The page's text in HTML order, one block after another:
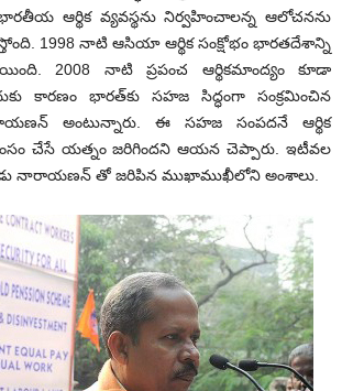
ఆర్థిక వ్యవస్థను నిర్వహించాలన్న ఆలోచనను
1998 నాటి ఆసియా ఆర్థిక సంక్షోభం భారతదేశాన్ని
2008 నాటి ప్రపంచ ఆర్థికమాంద్యం కూడా
కారణం భారత్‌కు సహజ సిద్ధంగా సంక్రమించిన
అంటున్నారు. ఈ సహజ సంపదనే ఆర్థిక
చేసే యత్నం జరిగిందని ఆయన చెప్పారు. ఇటీవల
నారాయణన్‌ తో జరిపిన ముఖాముఖీలోని అంశాలు.